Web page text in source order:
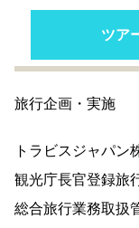
ツア
旅行企画・実施
トラビスジャパン
観光庁長官登録旅
総合旅行業務取扱